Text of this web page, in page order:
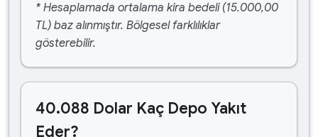
* Hesaplamada ortalama kira bedeli (15.000,00
TL) baz alınmıştır. Bölgesel farklılıklar
gösterebilir.
40.088 Dolar Kaç Depo Yakıt
Eder?